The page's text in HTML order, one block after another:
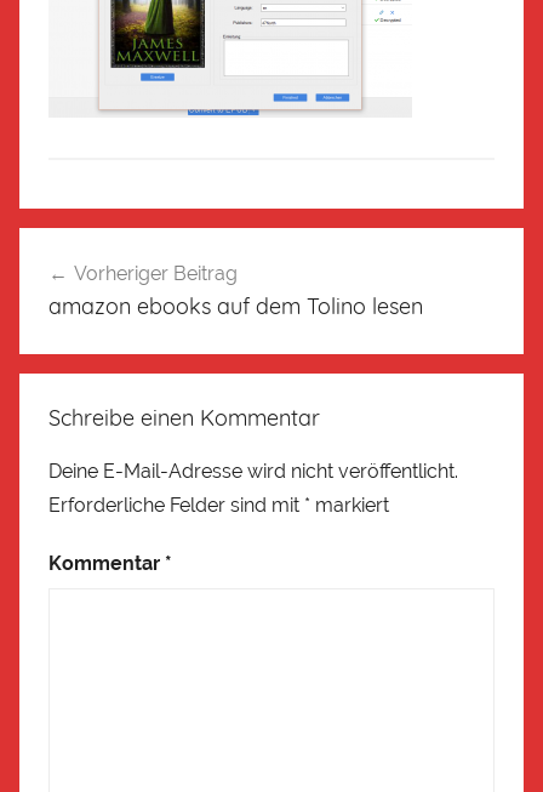
Vorheriger Beitrag
amazon ebooks auf dem Tolino lesen
Schreibe einen Kommentar
Deine E-Mail-Adresse wird nicht veröffentlicht.
Erforderliche Felder sind mit * markiert
Kommentar *